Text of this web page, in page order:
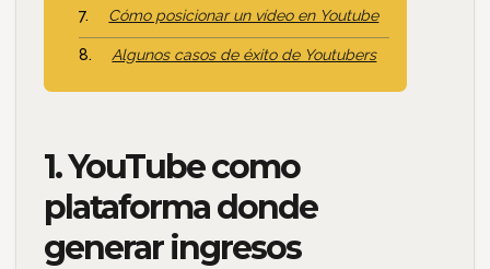
Cómo posicionar un vídeo en Youtube
Algunos casos de éxito de Youtubers
1. YouTube como
plataforma donde
generar ingresos